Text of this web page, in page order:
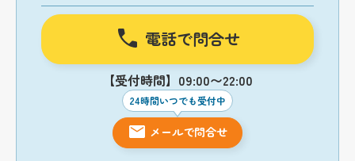
電話で問合せ
【受付時間】09:00〜22:00
24時間いつでも受付中
メールで問合せ